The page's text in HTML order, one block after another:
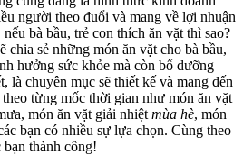
người theo đuổi và mang về lợi nhuận
bà bầu, trẻ con thích ăn vặt thì sao?
chia sẻ những món ăn vặt cho bà bầu,
hưởng sức khỏe mà còn bổ dưỡng
là chuyên mục sẽ thiết kế và mang đến
từng mốc thời gian như món ăn vặt
món ăn vặt giải nhiệt mùa hè, món
bạn có nhiều sự lựa chọn. Cùng theo
thành công!